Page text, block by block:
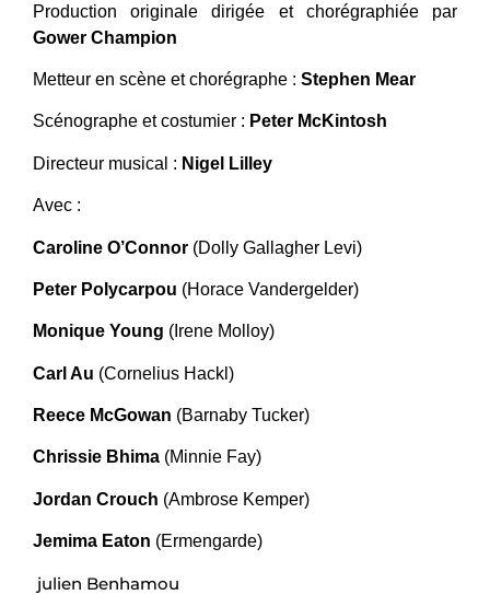
Production originale dirigée et chorégraphiée par
Gower Champion
Metteur en scène et chorégraphe : Stephen Mear
Scénographe et costumier : Peter McKintosh
Directeur musical : Nigel Lilley
Avec :
Caroline O’Connor (Dolly Gallagher Levi)
Peter Polycarpou (Horace Vandergelder)
Monique Young (Irene Molloy)
Carl Au (Cornelius Hackl)
Reece McGowan (Barnaby Tucker)
Chrissie Bhima (Minnie Fay)
Jordan Crouch (Ambrose Kemper)
Jemima Eaton (Ermengarde)
julien Benhamou